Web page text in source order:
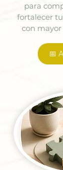
para
fortalecer
con
📅